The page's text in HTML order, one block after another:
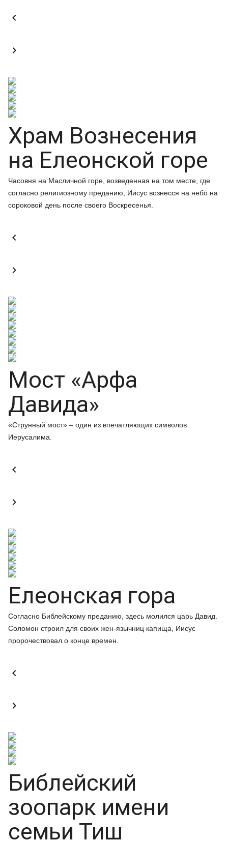


Храм Вознесения
на Елеонской горе
Часовня на Масличной горе, возведенная на том месте, где
согласно религиозному преданию, Иисус вознесся на небо на
сороковой день после своего Воскресенья.


Мост «Арфа
Давида»
«Струнный мост» – один из впечатляющих символов
Иерусалима.


Елеонская гора
Согласно Библейскому преданию, здесь молился царь Давид.
Соломон строил для своих жен-язычниц капища, Иисус
пророчествовал о конце времен.


Библейский
зоопарк имени
семьи Тиш